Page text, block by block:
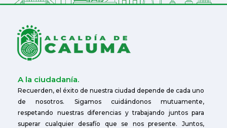
A la ciudadanía.
Recuerden, el éxito de nuestra ciudad depende de cada uno
de nosotros. Sigamos cuidándonos mutuamente,
respetando nuestras diferencias y trabajando juntos para
superar cualquier desafío que se nos presente. Juntos,